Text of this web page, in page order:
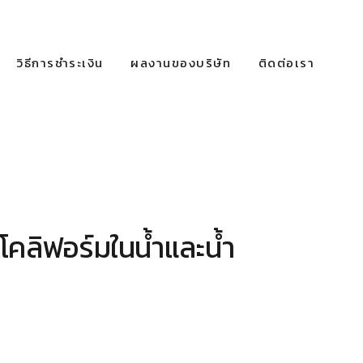
วิธีการชำระเงิน ผลงานของบริษัท ติดต่อเรา
ลิฟอร์มในน้ำและน้ำ